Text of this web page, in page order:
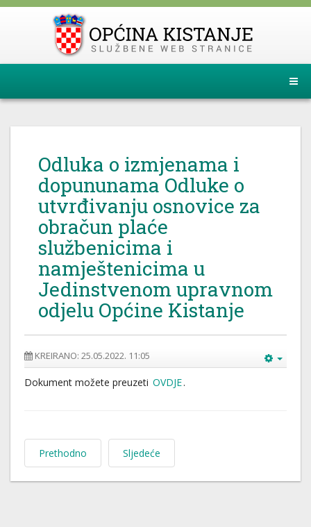
Odluka o izmjenama i
dopununama Odluke o
utvrđivanju osnovice za
obračun plaće
službenicima i
namještenicima u
Jedinstvenom upravnom
odjelu Općine Kistanje
KREIRANO: 25.05.2022. 11:05
Dokument možete preuzeti OVDJE.
Prethodno Sljedeće